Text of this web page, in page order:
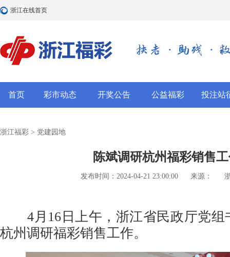
浙江在线首页
首页 彩市动态 开奖公告 公益福彩 投注站
浙江福彩 > 党建园地
陈斌调研杭州福彩销售
发布时间：2024-04-21 23:00:00 来源：
4月16日上午，浙江省民政厅党组
杭州调研福彩销售工作。